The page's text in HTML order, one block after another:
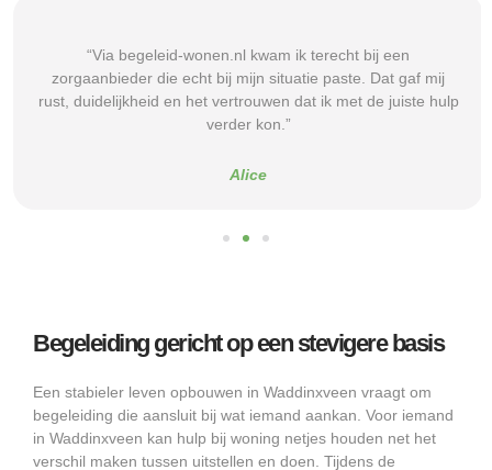
“Via begeleid-wonen.nl kwam ik terecht bij een
zorgaanbieder die echt bij mijn situatie paste. Dat gaf mij
rust, duidelijkheid en het vertrouwen dat ik met de juiste hulp
verder kon.”
Alice
Begeleiding gericht op een stevigere basis
Een stabieler leven opbouwen in Waddinxveen vraagt om
begeleiding die aansluit bij wat iemand aankan. Voor iemand
in Waddinxveen kan hulp bij woning netjes houden net het
verschil maken tussen uitstellen en doen. Tijdens de